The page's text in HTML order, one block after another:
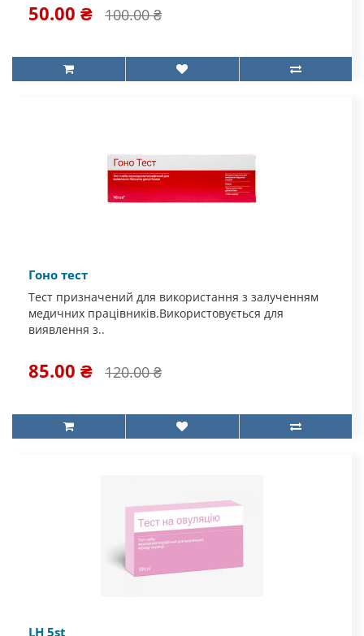
50.00 ₴ 100.00 ₴
Гоно тест
Тест призначений для використання з залученням
медичних працівників.Використовується для
виявлення з..
85.00 ₴ 120.00 ₴
LH 5st